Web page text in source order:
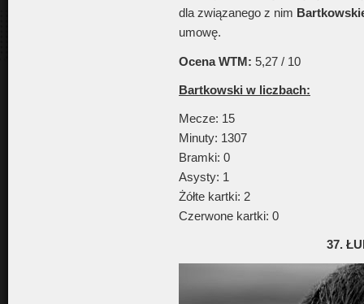
dla związanego z nim
umowę.
Ocena WTM: 5,27 / 10
Bartkowski w liczbach:
Mecze: 15
Minuty: 1307
Bramki: 0
Asysty: 1
Żółte kartki: 2
Czerwone kartki: 0
37.